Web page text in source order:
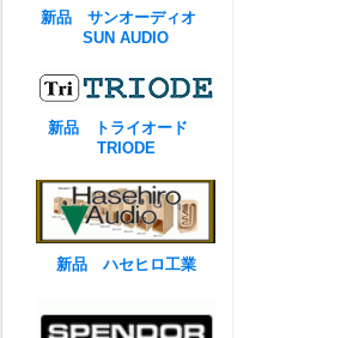
新品 サンオーディオ
SUN AUDIO
新品 トライオード
TRIODE
新品 ハセヒロ工業